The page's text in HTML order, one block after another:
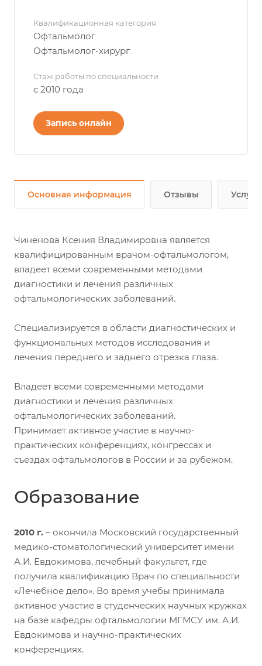
Квалификационная категория
Офтальмолог
Офтальмолог-хирург
Стаж работы по специальности
с 2010 года
Запись онлайн
Основная информация Отзывы Услуги
Чинёнова Ксения Владимировна является
квалифицированным врачом-офтальмологом,
владеет всеми современными методами
диагностики и лечения различных
офтальмологических заболеваний.
Специализируется в области диагностических и
функциональных методов исследования и
лечения переднего и заднего отрезка глаза.
Владеет всеми современными методами
диагностики и лечения различных
офтальмологических заболеваний.
Принимает активное участие в научно-
практических конференциях, конгрессах и
съездах офтальмологов в России и за рубежом.
Образование
2010 г. – окончила Московский государственный
медико-стоматологический университет имени
А.И. Евдокимова, лечебный факультет, где
получила квалификацию Врач по специальности
«Лечебное дело». Во время учебы принимала
активное участие в студенческих научных кружках
на базе кафедры офтальмологии МГМСУ им. А.И.
Евдокимова и научно-практических
конференциях.